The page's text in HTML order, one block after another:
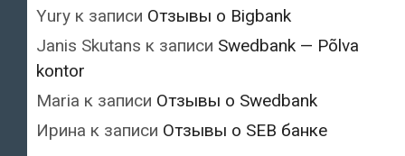
Yury к записи Отзывы о Bigbank
Janis Skutans к записи Swedbank — Põlva
kontor
Maria к записи Отзывы о Swedbank
Ирина к записи Отзывы о SEB банке